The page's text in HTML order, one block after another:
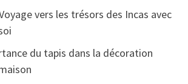
vers les trésors des Incas avec
du tapis dans la décoration